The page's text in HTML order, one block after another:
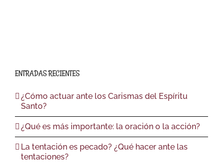
ENTRADAS RECIENTES
¿Cómo actuar ante los Carismas del Espíritu
Santo?
¿Qué es más importante: la oración o la acción?
La tentación es pecado? ¿Qué hacer ante las
tentaciones?